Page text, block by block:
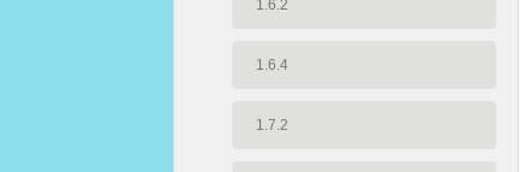
1.6.2
1.6.4
1.7.2